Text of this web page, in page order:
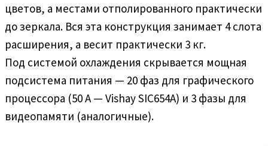
цветов, а местами отполированного практически
до зеркала. Вся эта конструкция занимает 4 слота
расширения, а весит практически 3 кг.
Под системой охлаждения скрывается мощная
подсистема питания — 20 фаз для графического
процессора (50 А — Vishay SIC654A) и 3 фазы для
видеопамяти (аналогичные).